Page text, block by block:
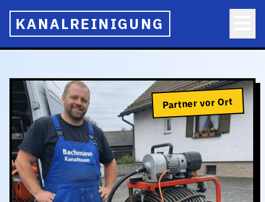
KANALREINIGUNG
Partner vor Ort